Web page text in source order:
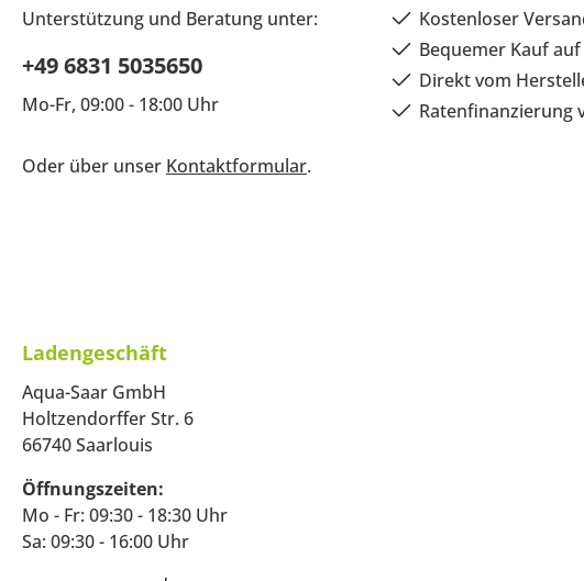
Unterstützung und Beratung unter:
+49 6831 5035650
Mo-Fr, 09:00 - 18:00 Uhr
Oder über unser Kontaktformular.
Kostenloser
Bequemer Kauf
Direkt vom
Ratenfinanzierung
Ladengeschäft
Aqua-Saar GmbH
Holtzendorffer Str. 6
66740 Saarlouis
Öffnungszeiten:
Mo - Fr: 09:30 - 18:30 Uhr
Sa: 09:30 - 16:00 Uhr